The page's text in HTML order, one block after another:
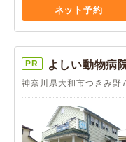
ネット予約
PR よしい動物病
神奈川県大和市つきみ野